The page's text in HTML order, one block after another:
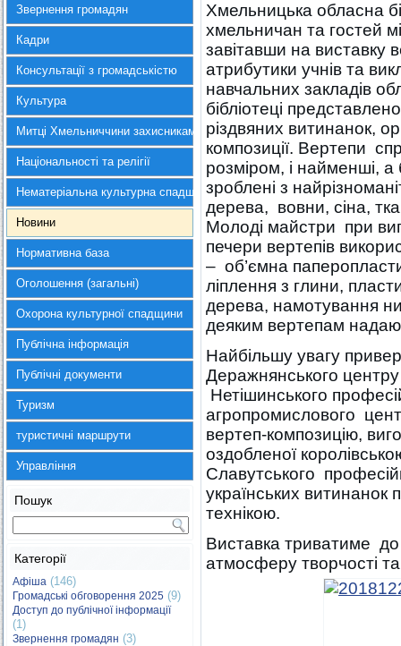
Звернення громадян
Кадри
Консультації з громадськістю
Культура
Митці Хмельниччини захисникам України
Національності та релігії
Нематеріальна культурна спадщина
Новини
Нормативна база
Оголошення (загальні)
Охорона культурної спадщини
Публічна інформація
Публічні документи
Туризм
туристичні маршрути
Управління
Пошук
Категорії
Афіша (146)
Громадські обговорення 2025 (9)
Доступ до публічної інформації
(1)
Звернення громадян (3)
Хмельницька обласна
хмельничан та гостей
завітавши на виставку
атрибутики учнів та
навчальних закладів
бібліотеці
різдвяних витинанок,
композиції. Вертепи
розміром, і найменші, а
зроблені з
дерева, вовни, сіна,
Молоді майстри при
печери вертепів
– об’ємна
ліплення з глини,
дерева, намотування
деяким вертепам
Найбільшу увагу
Деражнянського центру
Нетішинського
агропромислового
вертеп-композицію,
оздобленої
Славутського
українських витинанок
технікою.
Виставка триватиме до
атмосферу творчості